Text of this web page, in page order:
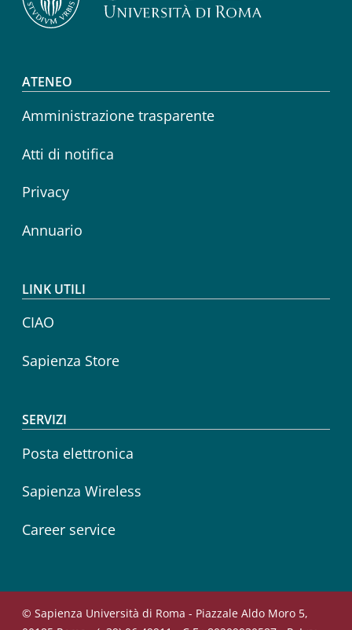
Footer menu
ATENEO
Amministrazione trasparente
Atti di notifica
Privacy
Annuario
LINK UTILI
CIAO
Sapienza Store
SERVIZI
Posta elettronica
Sapienza Wireless
Career service
© Sapienza Università di Roma - Piazzale Aldo Moro 5,